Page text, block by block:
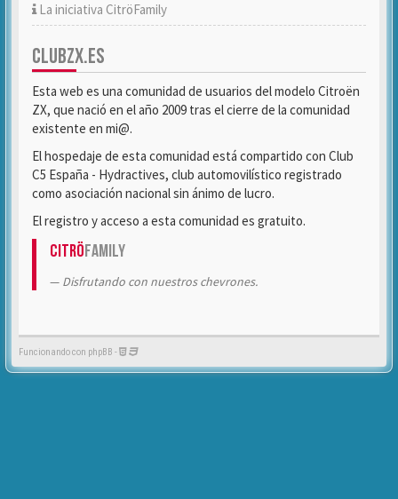
La iniciativa CitröFamily
CLUBZX.ES
Esta web es una comunidad de usuarios del modelo Citroën
ZX, que nació en el año 2009 tras el cierre de la comunidad
existente en mi@.
El hospedaje de esta comunidad está compartido con Club
C5 España - Hydractives, club automovilístico registrado
como asociación nacional sin ánimo de lucro.
El registro y acceso a esta comunidad es gratuito.
CitröFamily
Disfrutando con nuestros chevrones.
Funcionando con phpBB -